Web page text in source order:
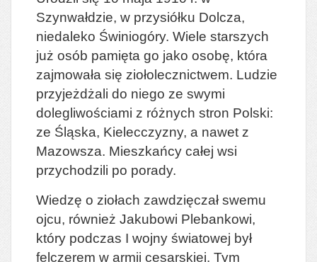
Szynwałdzie, w przysiółku Dolcza,
niedaleko Świniogóry. Wiele starszych
już osób pamięta go jako osobę, która
zajmowała się ziołolecznictwem. Ludzie
przyjeżdżali do niego ze swymi
dolegliwościami z różnych stron Polski:
ze Śląska, Kielecczyzny, a nawet z
Mazowsza. Mieszkańcy całej wsi
przychodzili po porady.
Wiedzę o ziołach zawdzięczał swemu
ojcu, również Jakubowi Plebankowi,
który podczas I wojny światowej był
felczerem w armii cesarskiej. Tym